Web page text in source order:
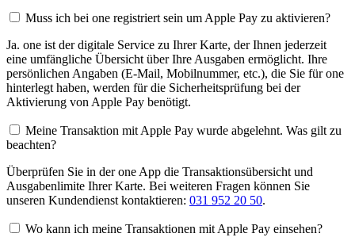
Muss ich bei one registriert sein um Apple Pay zu aktivieren?
Ja. one ist der digitale Service zu Ihrer Karte, der Ihnen jederzeit
eine umfängliche Übersicht über Ihre Ausgaben ermöglicht. Ihre
persönlichen Angaben (E-Mail, Mobilnummer, etc.), die Sie für one
hinterlegt haben, werden für die Sicherheitsprüfung bei der
Aktivierung von Apple Pay benötigt.
Meine Transaktion mit Apple Pay wurde abgelehnt. Was gilt zu
beachten?
Überprüfen Sie in der one App die Transaktionsübersicht und
Ausgabenlimite Ihrer Karte. Bei weiteren Fragen können Sie
unseren Kundendienst kontaktieren: 031 952 20 50.
Wo kann ich meine Transaktionen mit Apple Pay einsehen?